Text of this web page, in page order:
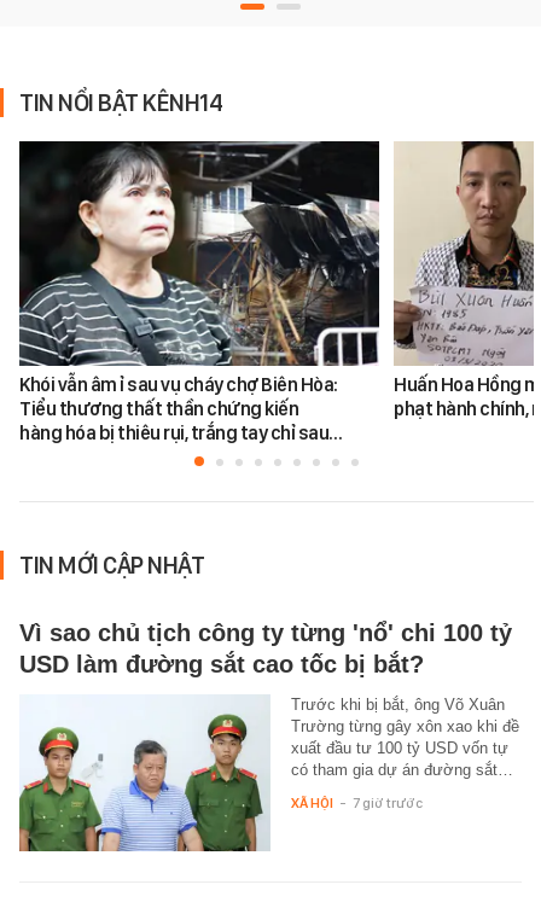
TIN NỔI BẬT KÊNH14
Khói vẫn âm ỉ sau vụ cháy chợ Biên Hòa:
Tiểu thương thất thần chứng kiến
hàng hóa bị thiêu rụi, trắng tay chỉ sau…
Huấn Hoa Hồng
phạt hành chính,
TIN MỚI CẬP NHẬT
Vì sao chủ tịch công ty từng 'nổ' chi 100 tỷ
USD làm đường sắt cao tốc bị bắt?
Trước khi bị bắt, ông Võ Xuân
Trường từng gây xôn xao khi đề
xuất đầu tư 100 tỷ USD vốn tự
có tham gia dự án đường sắt…
XÃ HỘI - 7 giờ trước